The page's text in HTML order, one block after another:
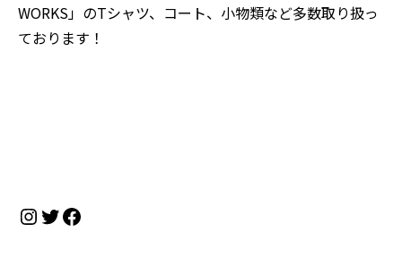
WORKS」のTシャツ、コート、小物類など多数取り扱っ
ております！
Instagram
Twitter
Facebook